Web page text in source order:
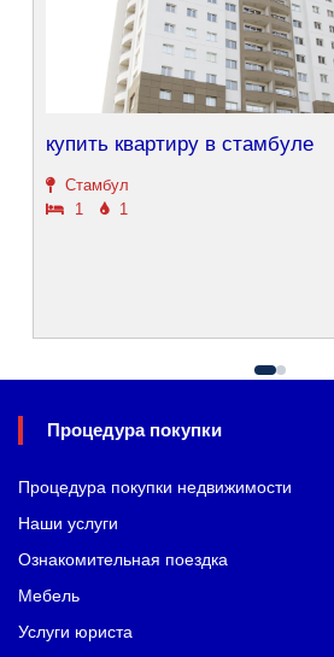
купить квартиру в стамбуле
Стамбул
1
1
Процедура покупки
Процедура покупки недвижимости
Наши услуги
Ознакомительная поездка
Мебель
Услуги юриста